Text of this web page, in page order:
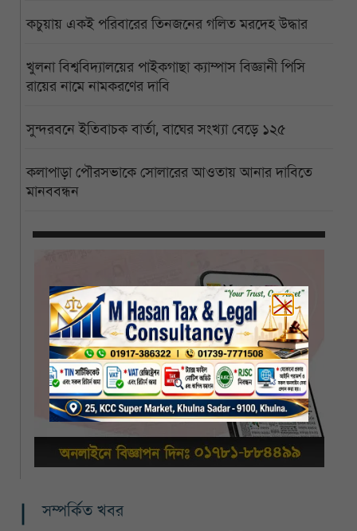
কচুয়ায় একই পরিবারের তিনজনের গলিত মরদেহ উদ্ধার
খুলনা বিশ্ববিদ্যালয়ের পাইকগাছা ক্যাম্পাস বিজ্ঞানী পিসি
রায়ের নামে নামকরণের দাবি
সুন্দরবনে ইতিবাচক বার্তা, বাঘের সংখ্যা বেড়ে ১২৫
কলাপাড়া পৌরসভাকে সোলারের আওতায় আনার দাবিতে
মানববন্ধন
সম্পর্কিত খবর